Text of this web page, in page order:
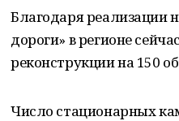
Благодаря реализации
дороги» в регионе
реконструкции на 150
Число стационарных